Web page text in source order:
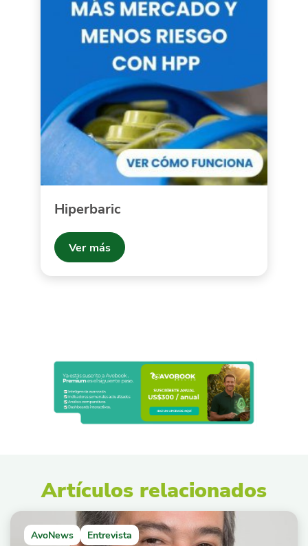
Hiperbaric
Ver más
Artículos relacionados
AvoNews Entrevista